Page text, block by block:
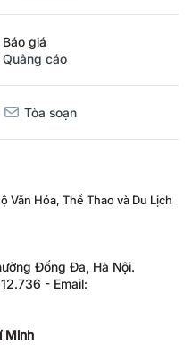
Báo giá
Quảng cáo
Tòa soạn
Văn Hóa, Thể Thao và Du Lịch
Đống Đa, Hà Nội.
- Email:
Minh